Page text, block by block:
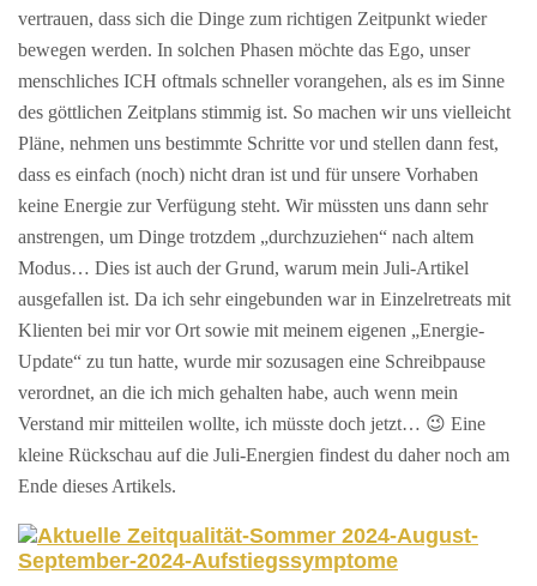
vertrauen, dass sich die Dinge zum richtigen Zeitpunkt wieder
bewegen werden. In solchen Phasen möchte das Ego, unser
menschliches ICH oftmals schneller vorangehen, als es im Sinne
des göttlichen Zeitplans stimmig ist. So machen wir uns vielleicht
Pläne, nehmen uns bestimmte Schritte vor und stellen dann fest,
dass es einfach (noch) nicht dran ist und für unsere Vorhaben
keine Energie zur Verfügung steht. Wir müssten uns dann sehr
anstrengen, um Dinge trotzdem „durchzuziehen“ nach altem
Modus… Dies ist auch der Grund, warum mein Juli-Artikel
ausgefallen ist. Da ich sehr eingebunden war in Einzelretreats mit
Klienten bei mir vor Ort sowie mit meinem eigenen „Energie-
Update“ zu tun hatte, wurde mir sozusagen eine Schreibpause
verordnet, an die ich mich gehalten habe, auch wenn mein
Verstand mir mitteilen wollte, ich müsste doch jetzt… 😉 Eine
kleine Rückschau auf die Juli-Energien findest du daher noch am
Ende dieses Artikels.